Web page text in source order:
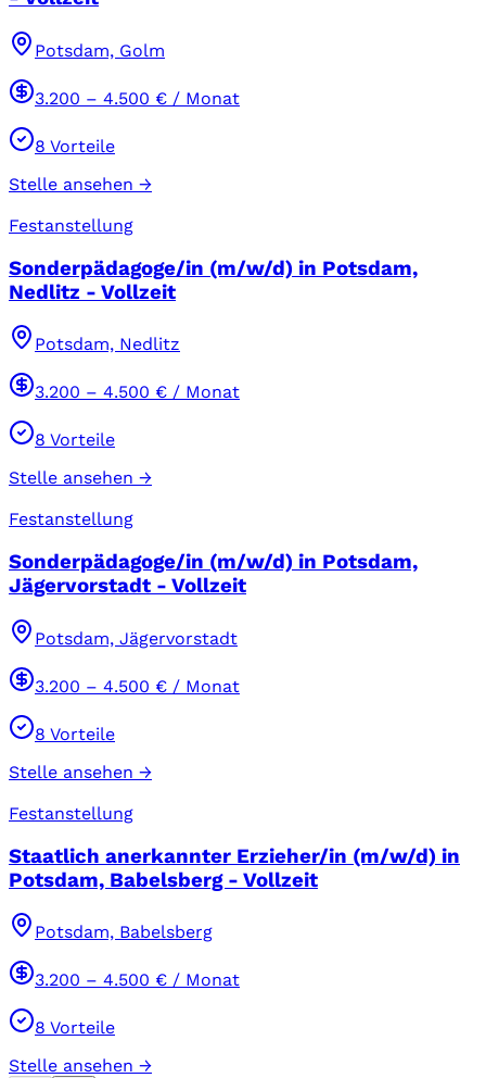
Potsdam, Golm
3.200 – 4.500 € / Monat
8 Vorteile
Stelle ansehen →
Festanstellung
Sonderpädagoge/in (m/w/d) in Potsdam,
Nedlitz - Vollzeit
Potsdam, Nedlitz
3.200 – 4.500 € / Monat
8 Vorteile
Stelle ansehen →
Festanstellung
Sonderpädagoge/in (m/w/d) in Potsdam,
Jägervorstadt - Vollzeit
Potsdam, Jägervorstadt
3.200 – 4.500 € / Monat
8 Vorteile
Stelle ansehen →
Festanstellung
Staatlich anerkannter Erzieher/in (m/w/d) in
Potsdam, Babelsberg - Vollzeit
Potsdam, Babelsberg
3.200 – 4.500 € / Monat
8 Vorteile
Stelle ansehen →